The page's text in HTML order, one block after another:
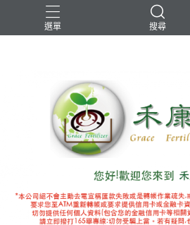
選單 搜尋
國產推薦補助 有機審字號肥料